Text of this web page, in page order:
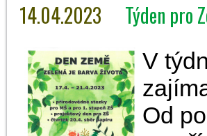
14.04.2023 Týden pro
V
Od